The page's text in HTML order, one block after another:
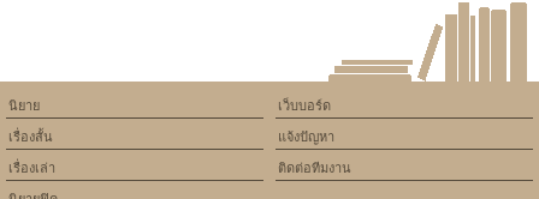
เว็บบอร์ด
แจ้งปัญหา
ติดต่อทีมงาน
นิยาย
เรื่องสั้น
เรื่องเล่า